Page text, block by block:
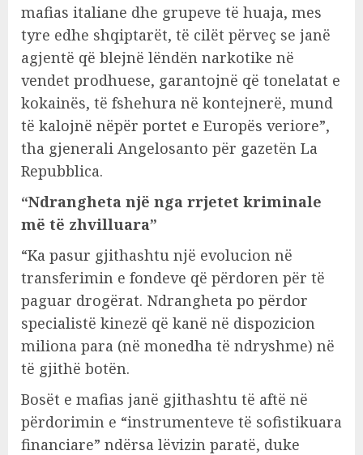
mafias italiane dhe grupeve të huaja, mes
tyre edhe shqiptarët, të cilët përveç se janë
agjentë që blejnë lëndën narkotike në
vendet prodhuese, garantojnë që tonelatat e
kokainës, të fshehura në kontejnerë, mund
të kalojnë nëpër portet e Europës veriore”,
tha gjenerali Angelosanto për gazetën La
Repubblica.
“Ndrangheta një nga rrjetet kriminale
më të zhvilluara”
“Ka pasur gjithashtu një evolucion në
transferimin e fondeve që përdoren për të
paguar drogërat. Ndrangheta po përdor
specialistë kinezë që kanë në dispozicion
miliona para (në monedha të ndryshme) në
të gjithë botën.
Bosët e mafias janë gjithashtu të aftë në
përdorimin e “instrumenteve të sofistikuara
financiare” ndërsa lëvizin paratë, duke